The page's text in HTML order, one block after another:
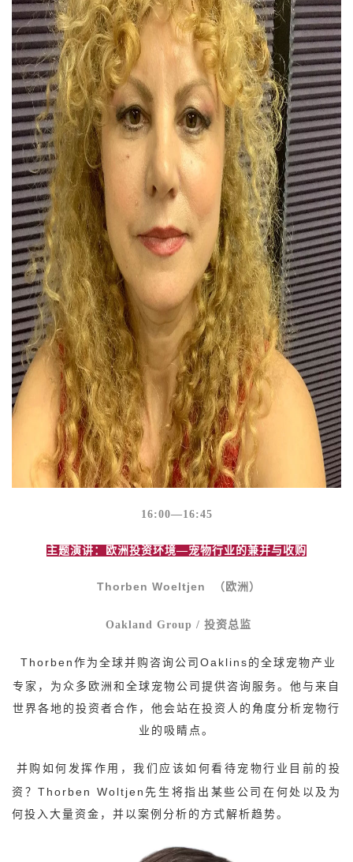
16:00—16:45
主题演讲：欧洲投资环境—宠物行业的兼并与收购
Thorben Woeltjen （欧洲）
Oakland Group / 投资总监
Thorben作为全球并购咨询公司Oaklins的全球宠物产业
专家，为众多欧洲和全球宠物公司提供咨询服务。他与来自
世界各地的投资者合作，他会站在投资人的角度分析宠物行
业的吸睛点。
并购如何发挥作用，我们应该如何看待宠物行业目前的投
资？Thorben Woltjen先生将指出某些公司在何处以及为
何投入大量资金，并以案例分析的方式解析趋势。